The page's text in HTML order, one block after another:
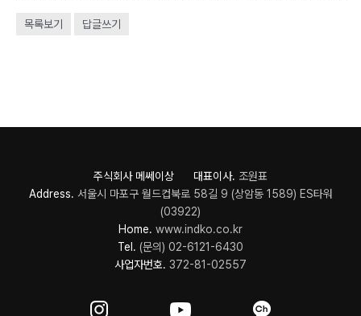
목록보기 답글쓰기
주식회사 메쎄이상 대표이사. 조원표
Address. 서울시 마포구 월드컵북로 58길 9 (상암동 1589) ES타워
(03922)
Home. www.indko.co.kr
Tel. (문의) 02-6121-6430
사업자번호. 372-81-02557